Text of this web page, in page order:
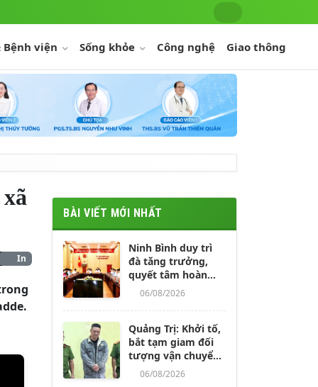
Bệnh viện Sống khỏe Công nghệ Giao thông
In
BÀI VIẾT MỚI NHẤT
Ninh Bình duy trì
đà tăng trưởng,
quyết tâm hoàn
thành các mục tiêu
06/08/2026
Quảng Trị: Khởi tố,
bắt tạm giam đối
tượng vận chuyển
trái phép hàng
06/08/2026